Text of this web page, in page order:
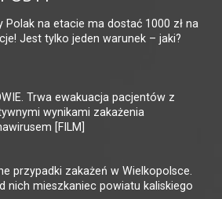
Polak na etacie ma dostać 1000 zł na
Jest tylko jeden warunek – jaki?
Trwa ewakuacja pacjentów z
wynikami zakażenia
[FILM]
przypadki zakażeń w Wielkopolsce.
nich mieszkaniec powiatu kaliskiego